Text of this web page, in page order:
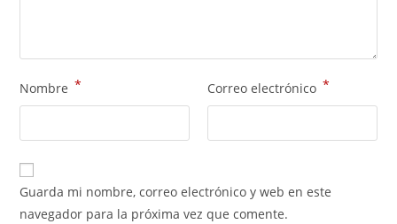
Nombre * Correo electrónico *
Guarda mi nombre, correo electrónico y web en este
navegador para la próxima vez que comente.